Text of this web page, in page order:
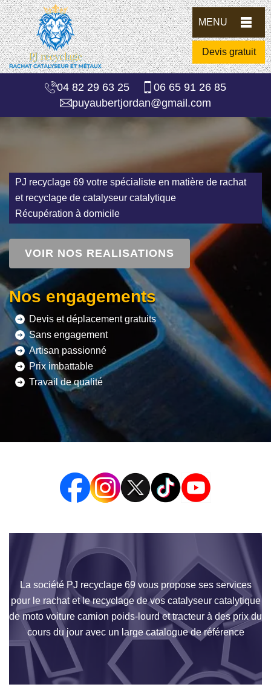
MENU
Devis gratuit
04 82 29 63 25
06 65 91 26 85
puyaubertjordan@gmail.com
PJ recyclage 69 votre spécialiste en matière de rachat
et recyclage de catalyseur catalytique
Récupération à domicile
VOIR NOS REALISATIONS
Nos engagements
Devis et déplacement gratuits
Sans engagement
Artisan passionné
Prix imbattable
Travail de qualité
La société PJ recyclage 69 vous propose ses services
pour le rachat et le recyclage de vos catalyseur catalytique
de moto voiture camion poids-lourd et tracteur à des prix du
cours du jour avec un large catalogue de référence